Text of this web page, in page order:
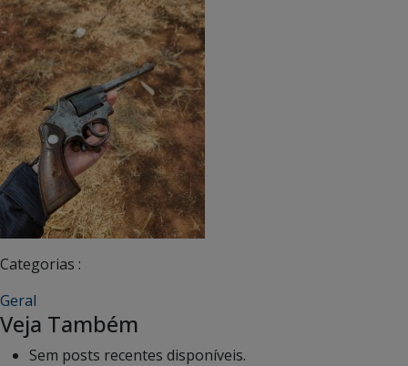
Categorias :
Geral
Veja Também
Sem posts recentes disponíveis.